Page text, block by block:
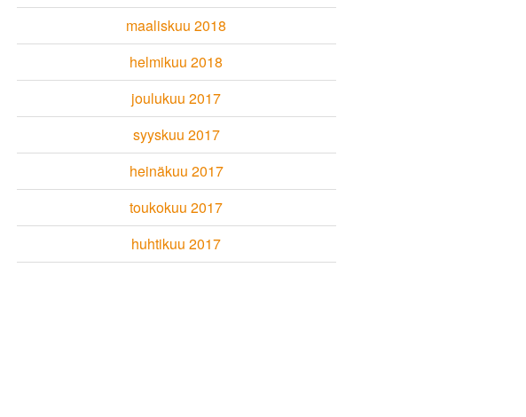
maaliskuu 2018
helmikuu 2018
joulukuu 2017
syyskuu 2017
heinäkuu 2017
toukokuu 2017
huhtikuu 2017